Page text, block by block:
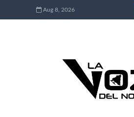
Aug 8, 2026